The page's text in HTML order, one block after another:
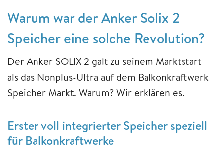
Warum war der Anker Solix 2
Speicher eine solche Revolution?
Der Anker SOLIX 2 galt zu seinem Marktstart
als das Nonplus-Ultra auf dem Balkonkraftwerk
Speicher Markt. Warum? Wir erklären es.
Erster voll integrierter Speicher speziell
für Balkonkraftwerke